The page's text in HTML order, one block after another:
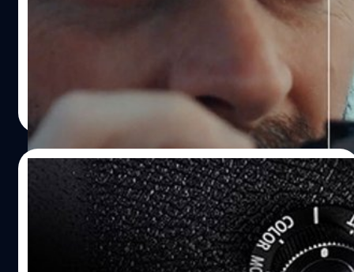
เรียกว่าอีกไม่ถึงวันก็เปิดตัวแล้ว แถมจ่อเปิดตัวเลนส์ใหม่เพิ่ม
ถึง 3 รุ่น ในวันที่ 6 กุมภาพันธ์นี้ แต่ก็ดันมีภาพหลุดแบบเต็ม ๆ
(Olympus) 'OM-3' ที่หน้าตาละม้ายคล้ายกับกล้องฟิล์มยุค
คลาสิกอย่าง OM-1 นอกจากหน้าตาสไตล์เดียวกับ OM-1
กล้องฟิล์มในอดีตแล้ว เจ้า OM-3 ยังคาดว่ามาพร้อมกับสเปก
เซนเซอร์ Micro Four Thirds 20 ล้านพิกเซล ตัวเดียวกับที่ใช้
ในเรือธง OM-1II อีกด้วยครับ แต่จะมีการเคลือบผิวเซนเซอร์ที่
ต่างกันสำหรับป้องกันฝุ่น รวมไปถึงมากับไดอัลด้านหน้า
สำหรับเปลี่ยนโหมดสีแบบเดียวกับซีรีส์ PEN-F อีกด้วย สเปก
OM-3 ที่เราทราบในตอนนี้ นอกจากนี้แล้วยังคาดว่าจะเปิดตัว
เลนส์รุ่นใหม่เพิ่มถึง 3 รุ่นครับ ได้แก่ 17mm F1.8 II, 25mm
F1.8 II (มีภาพหลุดออกมาแล้ว) ที่ซีลกันละอองน้ำละอองถูก
พัฒนาให้สมบุกสมบันกว่าเดิม กับเลนส์ซูมซูเปอร์เทเลโฟโตอีก
บดินทร์ ตันวิเชียร| 547 days ago
Read More
24/01/2025
OM System จ่อเปิดตัวกล้อง M4/3 รุ่นใหม่ 6
กุมภาพันธ์
OM System เผยวิดีโอตัวอย่างเตรียมเปิดตัวกล้องรุ่นใหม่ใน